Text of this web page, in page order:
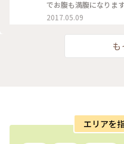
でお腹も満腹になり
じながら、ゆったり朝食が楽しめ
ーガニック野菜 #
2017.05.09
も
エリアを